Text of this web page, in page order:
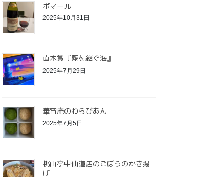
ポマール
2025年10月31日
直木賞『藍を継ぐ海』
2025年7月29日
華宵庵のわらびあん
2025年7月5日
桃山亭中仙道店のごぼうのかき揚
げ